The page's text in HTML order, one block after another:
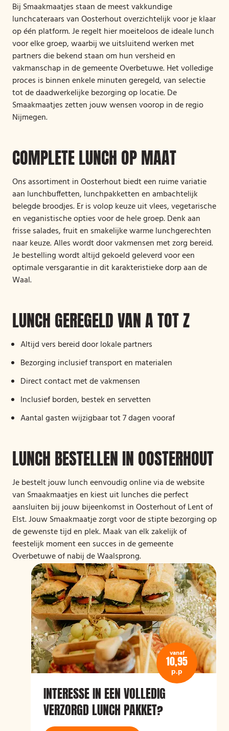
Bij Smaakmaatjes staan de meest vakkundige
lunchcateraars van Oosterhout overzichtelijk voor je klaar
op één platform. Je regelt hier moeiteloos de ideale lunch
voor elke groep, waarbij we uitsluitend werken met
partners die bekend staan om hun versheid en
vakmanschap in de gemeente Overbetuwe. Het volledige
proces is binnen enkele minuten geregeld, van selectie
tot de daadwerkelijke bezorging op locatie. De
Smaakmaatjes zetten jouw wensen voorop in de regio
Nijmegen.
COMPLETE LUNCH OP MAAT
Ons assortiment in Oosterhout biedt een ruime variatie
aan lunchbuffetten, lunchpakketten en ambachtelijk
belegde broodjes. Er is volop keuze uit vlees, vegetarische
en veganistische opties voor de hele groep. Denk aan
frisse salades, fruit en smakelijke warme lunchgerechten
naar keuze. Alles wordt door vakmensen met zorg bereid.
Je bestelling wordt altijd gekoeld geleverd voor een
optimale versgarantie in dit karakteristieke dorp aan de
Waal.
LUNCH GEREGELD VAN A TOT Z
Altijd vers bereid door lokale partners
Bezorging inclusief transport en materialen
Direct contact met de vakmensen
Inclusief borden, bestek en servetten
Aantal gasten wijzigbaar tot 7 dagen vooraf
LUNCH BESTELLEN IN OOSTERHOUT
Je bestelt jouw lunch eenvoudig online via de website
van Smaakmaatjes en kiest uit lunches die perfect
aansluiten bij jouw bijeenkomst in Oosterhout of Lent of
Elst. Jouw Smaakmaatje zorgt voor de stipte bezorging op
de gewenste tijd en plek. Maak van elk zakelijk of
feestelijk moment een succes in de gemeente
Overbetuwe of nabij de Waalsprong.
vanaf
10,95
p.p
INTERESSE IN EEN VOLLEDIG
VERZORGD LUNCH PAKKET?